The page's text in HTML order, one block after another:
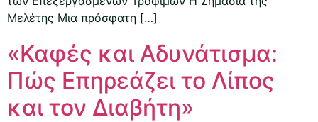
Μελέτης Μια πρόσφατη […]
«Καφές και Αδυνάτισμα:
Πώς Επηρεάζει το Λίπος
και τον Διαβήτη»